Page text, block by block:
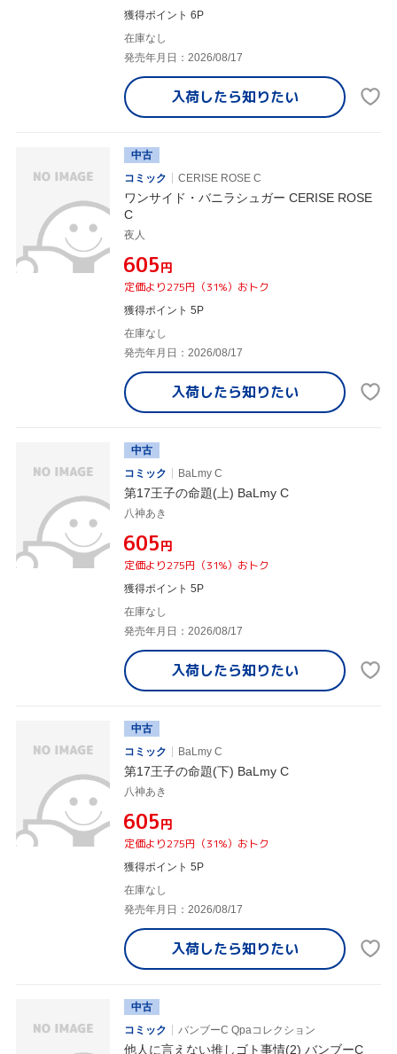
獲得ポイント 6P
在庫なし
発売年月日：2026/08/17
入荷したら知りたい
中古
コミック
CERISE ROSE C
ワンサイド・バニラシュガー CERISE ROSE
C
夜人
¥605円
定価より275円（31%）おトク
獲得ポイント 5P
在庫なし
発売年月日：2026/08/17
入荷したら知りたい
中古
コミック
BaLmy C
第17王子の命題(上) BaLmy C
八神あき
¥605円
定価より275円（31%）おトク
獲得ポイント 5P
在庫なし
発売年月日：2026/08/17
入荷したら知りたい
中古
コミック
BaLmy C
第17王子の命題(下) BaLmy C
八神あき
¥605円
定価より275円（31%）おトク
獲得ポイント 5P
在庫なし
発売年月日：2026/08/17
入荷したら知りたい
中古
コミック
バンブーC Qpaコレクション
他人に言えない推しゴト事情(2) バンブーC